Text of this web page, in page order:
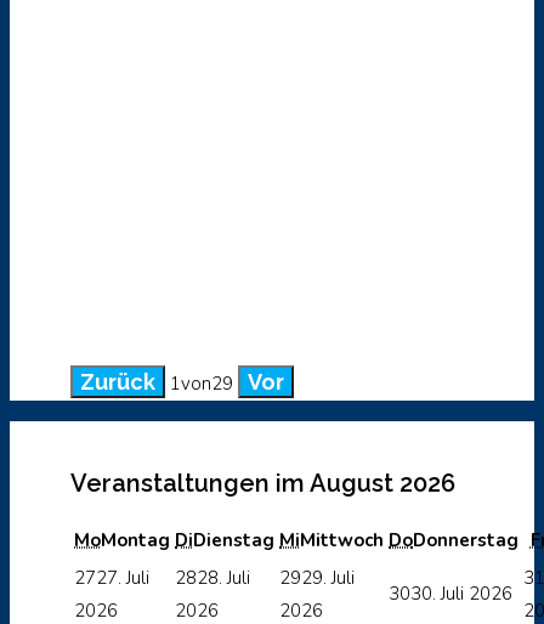
Zurück 1von29 Vor
Veranstaltungen im August 2026
MoMontag DiDienstag MiMittwoch DoDonnerstag
2727. Juli
2026
2828. Juli
2026
2929. Juli
2026
3030. Juli 2026
31